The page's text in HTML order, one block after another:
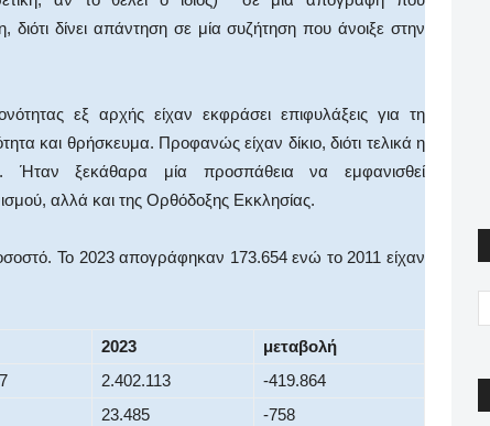
δίνει απάντηση σε μία συζήτηση που άνοιξε στην
εξ αρχής είχαν εκφράσει επιφυλάξεις για τη
και θρήσκευμα. Προφανώς είχαν δίκιο, διότι τελικά η
Ήταν ξεκάθαρα μία προσπάθεια να εμφανισθεί
αλλά και της Ορθόδοξης Εκκλησίας.
Το 2023 απογράφηκαν 173.654 ενώ το 2011 είχαν
2023
μεταβολή
2.402.113
-419.864
23.485
-758